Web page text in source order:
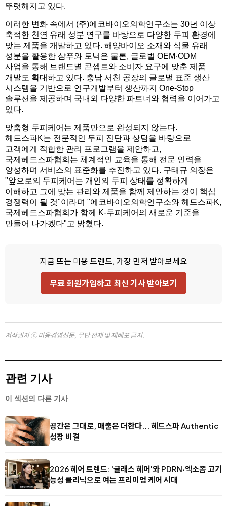
뚜렷해지고 있다.
이러한 변화 속에서 (주)에코바이오의학연구소는 30년 이상
축적한 천연 유래 성분 연구를 바탕으로 다양한 두피 환경에
맞는 제품을 개발하고 있다. 해양바이오 소재와 식물 유래
성분을 활용한 샴푸와 토닉은 물론, 글로벌 OEM·ODM
사업을 통해 브랜드별 콘셉트와 소비자 요구에 맞춘 제품
개발도 확대하고 있다. 충남 서천 공장의 글로벌 표준 생산
시스템을 기반으로 연구개발부터 생산까지 One-Stop
솔루션을 제공하며 국내외 다양한 파트너와 협력을 이어가고
있다.
맞춤형 두피케어는 제품만으로 완성되지 않는다.
헤드스파K는 전문적인 두피 진단과 상담을 바탕으로
고객에게 적합한 관리 프로그램을 제안하고,
국제헤드스파협회는 체계적인 교육을 통해 전문 인력을
양성하며 서비스의 표준화를 추진하고 있다. 구태규 의장은
"앞으로의 두피케어는 개인의 두피 상태를 정확하게
이해하고 그에 맞는 관리와 제품을 함께 제안하는 것이 핵심
경쟁력이 될 것"이라며 "에코바이오의학연구소와 헤드스파K,
국제헤드스파협회가 함께 K-두피케어의 새로운 기준을
만들어 나가겠다"고 밝혔다.
지금 뜨는 미용 트렌드, 가장 먼저 받아보세요
무료 회원가입하고 최신 기사 받아보기
저작권자 ⓒ 미용경영신문, 무단 전재 및 재배포 금지.
관련 기사
이 섹션의 다른 기사
공간은 그대로, 매출은 더한다... 헤드스파 Authentic
성장 비결
2026 헤어 트렌드: '글래스 헤어'와 PDRN·엑소좀 고기
능성 클리닉으로 여는 프리미엄 케어 시대